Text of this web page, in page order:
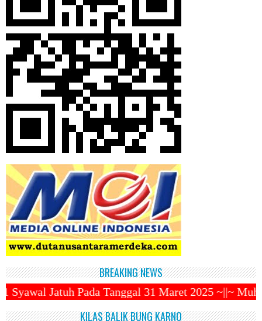
BREAKING NEWS
31 Maret 2025 ~||~ Muhammadiyah
KILAS BALIK BUNG KARNO